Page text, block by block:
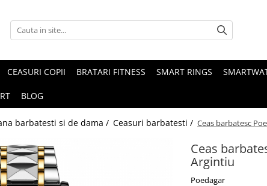
CEASURI COPII BRATARI FITNESS SMART RINGS
BLOG
barbatesti si de dama / Ceasuri barbatesti / Ceas barbatesc
Ceas
Argintiu
Poedagar